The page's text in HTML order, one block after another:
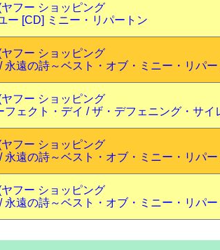
フー ショッピング
ー [CD] ミニー・リパートン
フー ショッピング
永遠の詩～ベスト・オブ・ミニー・リパー
フー ショッピング
ェクト・デイ / ザ・デフェニング・サイ
フー ショッピング
永遠の詩～ベスト・オブ・ミニー・リパー
フー ショッピング
永遠の詩～ベスト・オブ・ミニー・リパー